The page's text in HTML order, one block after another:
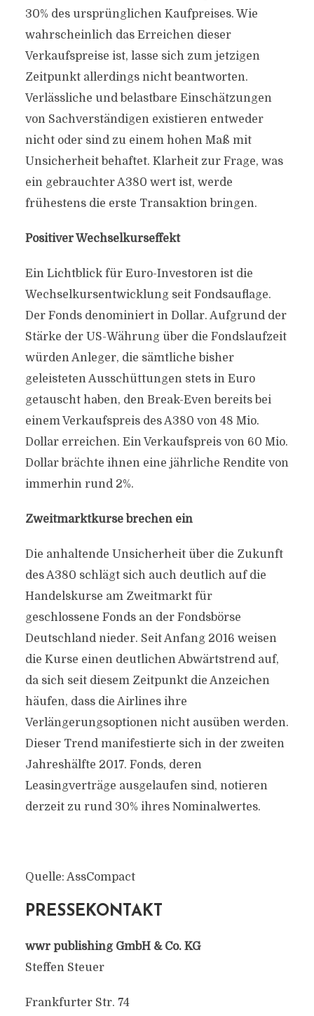
30% des ursprünglichen Kaufpreises. Wie
wahrscheinlich das Erreichen dieser
Verkaufspreise ist, lasse sich zum jetzigen
Zeitpunkt allerdings nicht beantworten.
Verlässliche und belastbare Einschätzungen
von Sachverständigen existieren entweder
nicht oder sind zu einem hohen Maß mit
Unsicherheit behaftet. Klarheit zur Frage, was
ein gebrauchter A380 wert ist, werde
frühestens die erste Transaktion bringen.
Positiver Wechselkurseffekt
Ein Lichtblick für Euro-Investoren ist die
Wechselkursentwicklung seit Fondsauflage.
Der Fonds denominiert in Dollar. Aufgrund der
Stärke der US-Währung über die Fondslaufzeit
würden Anleger, die sämtliche bisher
geleisteten Ausschüttungen stets in Euro
getauscht haben, den Break-Even bereits bei
einem Verkaufspreis des A380 von 48 Mio.
Dollar erreichen. Ein Verkaufspreis von 60 Mio.
Dollar brächte ihnen eine jährliche Rendite von
immerhin rund 2%.
Zweitmarktkurse brechen ein
Die anhaltende Unsicherheit über die Zukunft
des A380 schlägt sich auch deutlich auf die
Handelskurse am Zweitmarkt für
geschlossene Fonds an der Fondsbörse
Deutschland nieder. Seit Anfang 2016 weisen
die Kurse einen deutlichen Abwärtstrend auf,
da sich seit diesem Zeitpunkt die Anzeichen
häufen, dass die Airlines ihre
Verlängerungsoptionen nicht ausüben werden.
Dieser Trend manifestierte sich in der zweiten
Jahreshälfte 2017. Fonds, deren
Leasingverträge ausgelaufen sind, notieren
derzeit zu rund 30% ihres Nominalwertes.
Quelle: AssCompact
PRESSEKONTAKT
wwr publishing GmbH & Co. KG
Steffen Steuer
Frankfurter Str. 74